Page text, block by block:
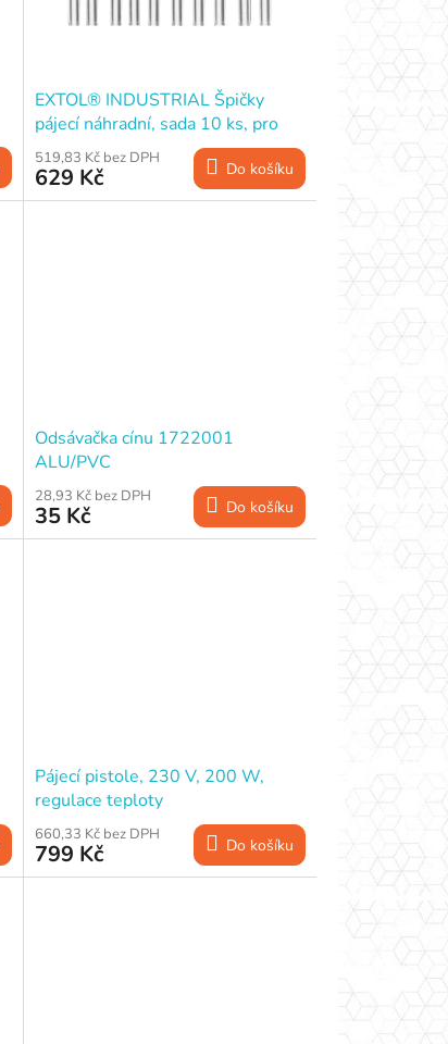
EXTOL® INDUSTRIAL Špičky
pájecí náhradní, sada 10 ks, pro
8794520
519,83 Kč bez DPH
629 Kč Do košíku
Odsávačka cínu 1722001
ALU/PVC
28,93 Kč bez DPH
35 Kč Do košíku
Pájecí pistole, 230 V, 200 W,
regulace teploty
660,33 Kč bez DPH
799 Kč Do košíku